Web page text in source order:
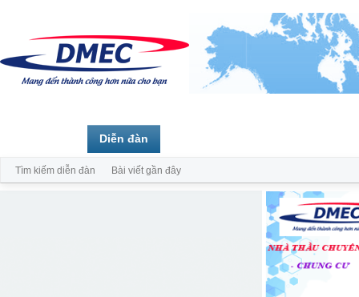
Diễn đàn
Tìm kiếm diễn đàn Bài viết gần đây